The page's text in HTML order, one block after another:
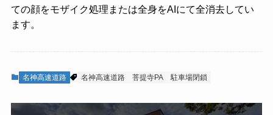
ての顔をモザイク処理または全身をAIにて全消去してい
ます。
名神高速道路 名神高速道路 菩提寺PA 駐車場閉鎖